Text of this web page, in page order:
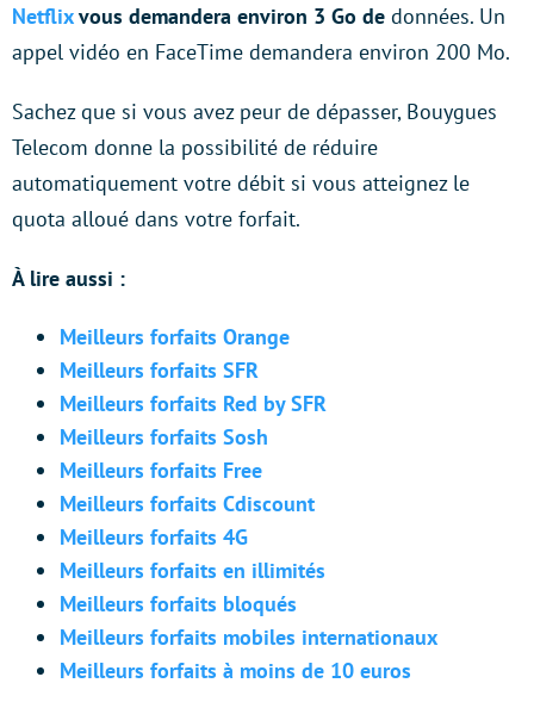
Netflixvous demandera environ 3 Go de données. Un
appel vidéo en FaceTime demandera environ 200 Mo.
Sachez que si vous avez peur de dépasser, Bouygues
Telecom donne la possibilité de réduire
automatiquement votre débit si vous atteignez le
quota alloué dans votre forfait.
À lire aussi :
Meilleurs forfaits Orange
Meilleurs forfaits SFR
Meilleurs forfaits Red by SFR
Meilleurs forfaits Sosh
Meilleurs forfaits Free
Meilleurs forfaits Cdiscount
Meilleurs forfaits 4G
Meilleurs forfaits en illimités
Meilleurs forfaits bloqués
Meilleurs forfaits mobiles internationaux
Meilleurs forfaits à moins de 10 euros